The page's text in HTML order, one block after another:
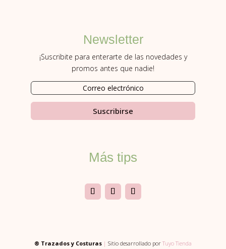
Newsletter
¡Suscribite para enterarte de las novedades y
promos antes que nadie!
Suscribirse
Más tips
® Trazados y Costuras | Sitio desarrollado por Tuyo Tienda